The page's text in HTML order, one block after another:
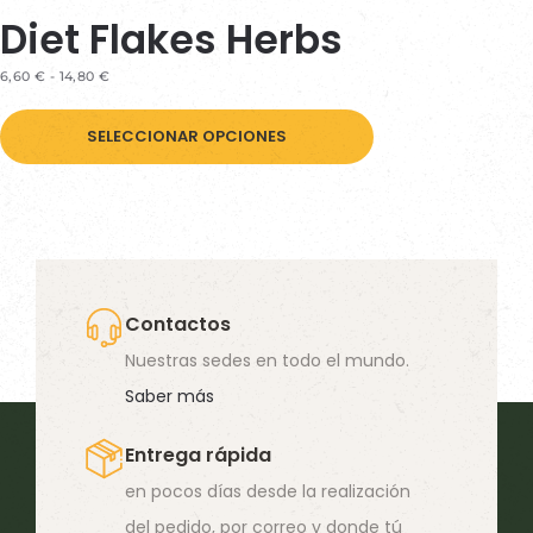
Diet Flakes Herbs
6,60 € - 14,80€RANGO
PRECIOS:
DESDE
SELECCIONAR OPCIONES
producto
se
la
Contactos
Nuestras sedes en todo el mundo.
Saber más
Entrega rápida
en pocos días desde la realización
del pedido, por correo y donde tú